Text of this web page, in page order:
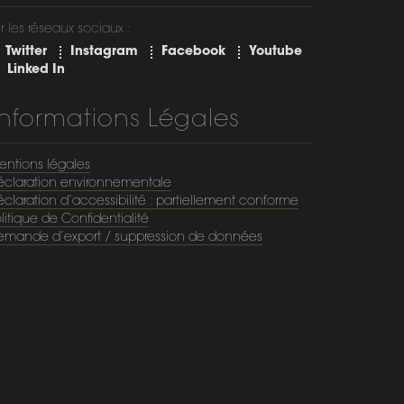
les réseaux sociaux :
Twitter
Instagram Facebook
Youtube
Linked In
Légales
légales
environnementale
d’accessibilité : partiellement conforme
de Confidentialité
d’export / suppression de données